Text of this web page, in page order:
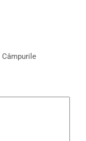
Câmpurile